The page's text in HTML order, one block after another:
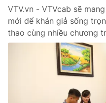
Xã hội
Pháp luật
VTV.vn - VTVcab sẽ
mới để khán giả sống
thao cùng nhiều chương